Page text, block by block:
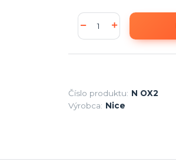
Číslo produktu: N OX2
Výrobca: Nice